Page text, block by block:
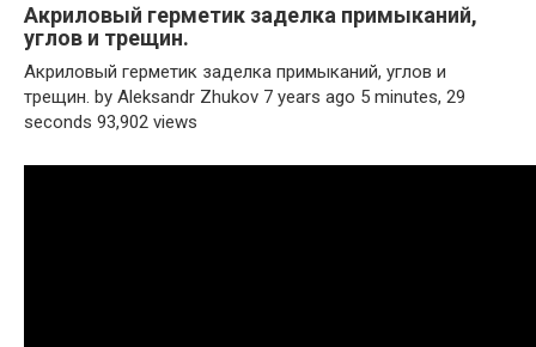
Акриловый герметик заделка примыканий,
углов и трещин.
Акриловый герметик заделка примыканий, углов и
трещин. by Aleksandr Zhukov 7 years ago 5 minutes, 29
seconds 93,902 views